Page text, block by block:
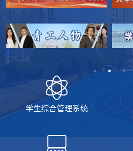
学生综合管理系统